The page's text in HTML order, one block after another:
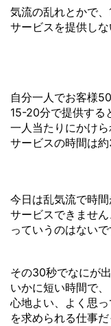
気流の乱れとかで
サービスを提供しな
自分一人でお客様50
15-20分で提供する
一人当たりにかけら
サービスの時間は約
今日は乱気流で時
サービスできません
っていうのはないで
その30秒でなにが
いかに短い時間で、
心地よい、よく思
を求められる仕事だ